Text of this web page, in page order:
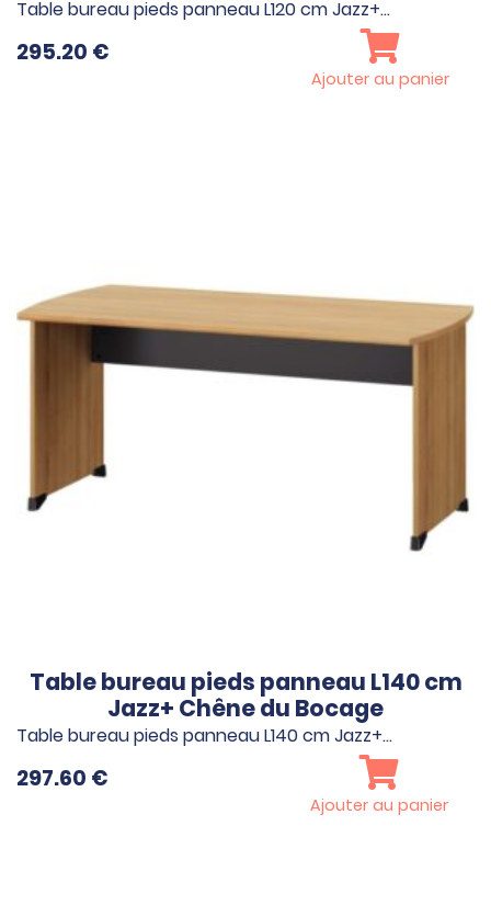
Table bureau pieds panneau L120 cm Jazz+…
295.20 €
Ajouter au panier
Table bureau pieds panneau L140 cm
Jazz+ Chêne du Bocage
Table bureau pieds panneau L140 cm Jazz+…
297.60 €
Ajouter au panier